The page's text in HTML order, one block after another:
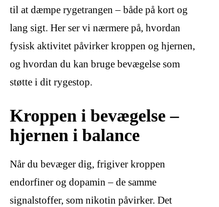
til at dæmpe rygetrangen – både på kort og
lang sigt. Her ser vi nærmere på, hvordan
fysisk aktivitet påvirker kroppen og hjernen,
og hvordan du kan bruge bevægelse som
støtte i dit rygestop.
Kroppen i bevægelse –
hjernen i balance
Når du bevæger dig, frigiver kroppen
endorfiner og dopamin – de samme
signalstoffer, som nikotin påvirker. Det